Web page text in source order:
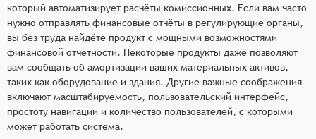
который автоматизирует расчёты комиссионных. Если вам часто
нужно отправлять финансовые отчёты в регулирующие органы,
вы без труда найдёте продукт с мощными возможностями
финансовой отчётности. Некоторые продукты даже позволяют
вам сообщать об амортизации ваших материальных активов,
таких как оборудование и здания. Другие важные соображения
включают масштабируемость, пользовательский интерфейс,
простоту навигации и количество пользователей, с которыми
может работать система.